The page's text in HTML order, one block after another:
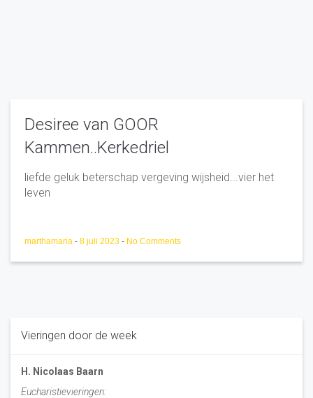
Desiree van GOOR
Kammen..Kerkedriel
liefde geluk beterschap vergeving wijsheid...vier het
leven
marthamaria - 8 juli 2023 - No Comments
Vieringen door de week
H. Nicolaas Baarn
Eucharistievieringen: